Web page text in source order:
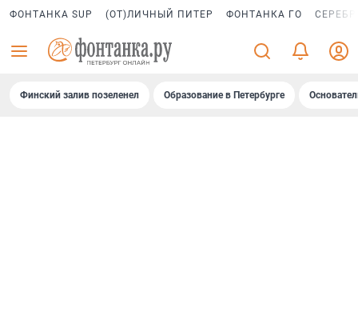
ФОНТАНКА SUP (ОТ)ЛИЧНЫЙ ПИТЕР ФОНТАНКА ГО
Финский залив позеленел Образование в Петербурге